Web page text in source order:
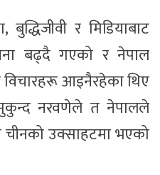
र मिडियाबाट
बढ्दै गएको र नेपाल
विचारहरू आइनैरहेका थिए
नरवणेले त नेपालले
चीनको उक्साहटमा भएको